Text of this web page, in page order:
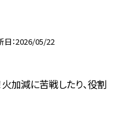
日 2026/05/22
加減に苦戦したり、役割